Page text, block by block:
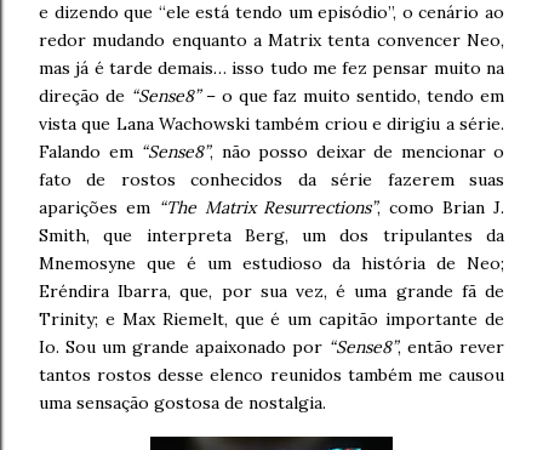
e dizendo que “ele está tendo um episódio”, o cenário ao
redor mudando enquanto a Matrix tenta convencer Neo,
mas já é tarde demais… isso tudo me fez pensar muito na
direção de “Sense8”– o que faz muito sentido, tendo em
vista que Lana Wachowski também criou e dirigiu a série.
Falando em “Sense8”, não posso deixar de mencionar o
fato de rostos conhecidos da série fazerem suas
aparições em “The Matrix Resurrections”, como Brian J.
Smith, que interpreta Berg, um dos tripulantes da
Mnemosyne que é um estudioso da história de Neo;
Eréndira Ibarra, que, por sua vez, é uma grande fã de
Trinity; e Max Riemelt, que é um capitão importante de
Io. Sou um grande apaixonado por “Sense8”, então rever
tantos rostos desse elenco reunidos também me causou
uma sensação gostosa de nostalgia.